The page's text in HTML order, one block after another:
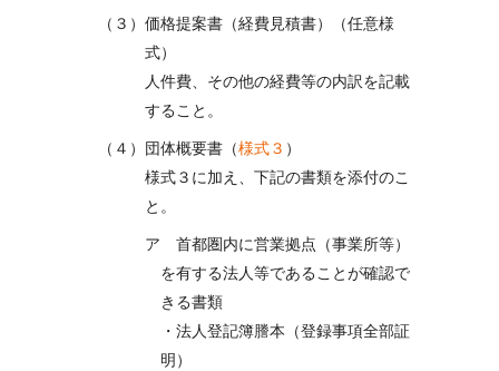
（３）価格提案書（経費見積書）（任意様
式）
人件費、その他の経費等の内訳を記載
すること。
（４）団体概要書（様式３ ）
様式３に加え、下記の書類を添付のこ
と。
ア 首都圏内に営業拠点（事業所等）
を有する法人等であることが確認で
きる書類
・法人登記簿謄本（登録事項全部証
明）